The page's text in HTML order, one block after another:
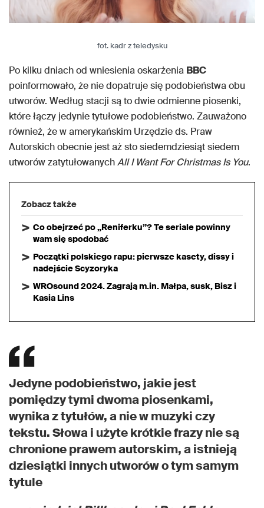
fot. kadr z teledysku
Po kilku dniach od wniesienia oskarżenia BBC
poinformowało, że nie dopatruje się podobieństwa obu
utworów. Według stacji są to dwie odmienne piosenki,
które łączy jedynie tytułowe podobieństwo. Zauważono
również, że w amerykańskim Urzędzie ds. Praw
Autorskich obecnie jest aż sto siedemdziesiąt siedem
utworów zatytułowanychAll I Want For Christmas Is You.
Zobacz także
Co obejrzeć po „Reniferku”? Te seriale powinny
wam się spodobać
Początki polskiego rapu: pierwsze kasety, dissy i
nadejście Scyzoryka
WROsound 2024. Zagrają m.in. Małpa, susk, Bisz i
Kasia Lins
Jedyne podobieństwo, jakie jest
pomiędzy tymi dwoma piosenkami,
wynika z tytułów, a nie w muzyki czy
tekstu. Słowa i użyte krótkie frazy nie są
chronione prawem autorskim, a istnieją
dziesiątki innych utworów o tym samym
tytule